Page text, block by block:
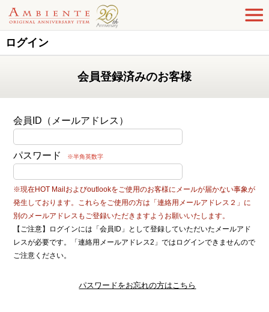
ログイン
会員登録済みのお客様
会員ID（メールアドレス）
パスワード ※半角英数字
※現在HOT Mailおよびoutlookをご使用のお客様にメールが届かない事象が
発生しております。これらをご使用の方は「連絡用メールアドレス２」に
別のメールアドレスもご登録いただきますようお願いいたします。
【ご注意】ログインには「会員ID」として登録していただいたメールアド
レスが必要です。「連絡用メールアドレス2」ではログインできませんので
ご注意ください。
パスワードをお忘れの方はこちら